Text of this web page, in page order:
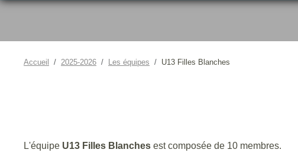
Accueil 2025-2026 Les équipes U13 Filles Blanches
L'équipe U13 Filles Blanches est composée de 10 membres.